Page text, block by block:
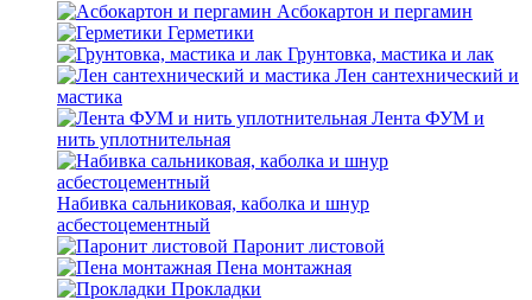
Асбокартон и пергамин
Герметики
Грунтовка, мастика и лак
Лен сантехнический и
мастика
Лента ФУМ и
нить уплотнительная
Набивка сальниковая, каболка и шнур
асбестоцементный
Паронит листовой
Пена монтажная
Прокладки